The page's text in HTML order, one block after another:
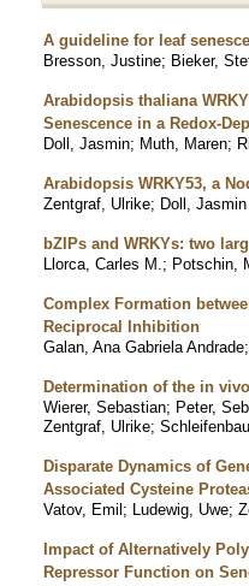
A guideline for leaf
Bresson, Justine; Bieker,
Arabidopsis thaliana
Senescence in a Redox-
Doll, Jasmin; Muth, Maren;
Arabidopsis WRKY53, a
Zentgraf, Ulrike; Doll, Jasmin
bZIPs and WRKYs: two
Llorca, Carles M. ; Potschin,
Complex Formation
Reciprocal Inhibition
Galan, Ana Gabriela Andrade
Determination of the in
Wierer, Sebastian; Peter,
Zentgraf, Ulrike;
Disparate Dynamics of
Associated Cysteine
Vatov, Emil; Ludewig, Uwe;
Impact of Alternatively
Repressor Function on